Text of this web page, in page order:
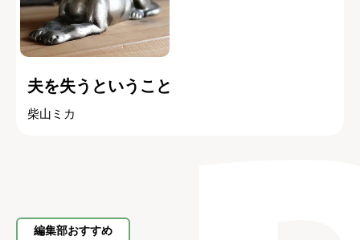
夫を失うということ
柴山ミカ
編集部おすすめ